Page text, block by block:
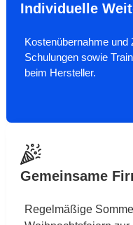
Individuelle
Kostenübernahme und
Schulungen sowie
beim Hersteller.
Gemeinsame
Regelmäßige